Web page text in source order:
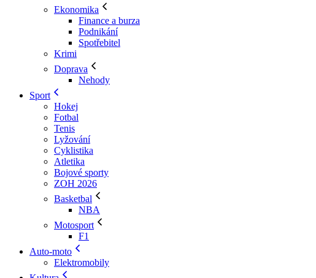
Ekonomika
Finance a burza
Podnikání
Spotřebitel
Krimi
Doprava
Nehody
Sport
Hokej
Fotbal
Tenis
Lyžování
Cyklistika
Atletika
Bojové sporty
ZOH 2026
Basketbal
NBA
Motosport
F1
Auto-moto
Elektromobily